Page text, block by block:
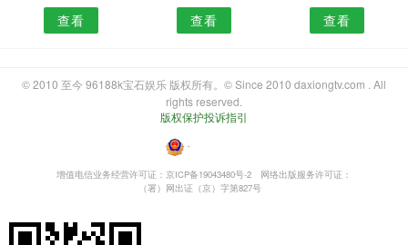
查看 查看 查看
© 2010 至今 96188k宝石娱乐 版权所有。© Since 2010 daxiongtv.com . All
rights reserved.
版权保护投诉指引
・
增值电信业务经营许可证：京ICP备19043480号-2
网络出版服务许可证：
（署）网出证（京）字第827号